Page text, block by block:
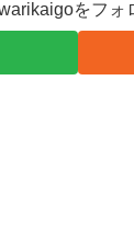
をフォ